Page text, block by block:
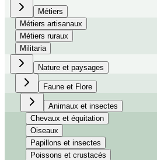
Métiers
Métiers artisanaux
Métiers ruraux
Militaria
Nature et paysages
Faune et Flore
Animaux et insectes
Chevaux et équitation
Oiseaux
Papillons et insectes
Poissons et crustacés